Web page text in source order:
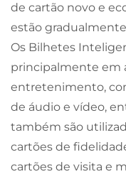
de cartão novo e
estão
Os Bilhetes
principalmente em
entretenimento,
de áudio e vídeo,
também são
cartões de
cartões de visita e